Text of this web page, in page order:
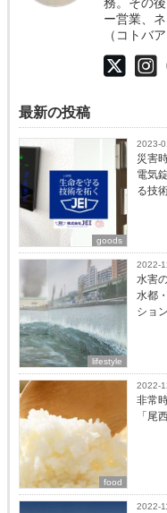
務。その
ー営業、
（コトバ
最新の投稿
goods
2023-
災害
電気
る技
lifestyle
2022-
水害
水都
ション
food
2022-
非常
「尾
2022-